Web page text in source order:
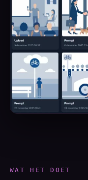
WAT HET DOET